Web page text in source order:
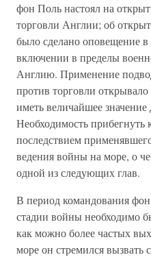
фон Поль настоял на
торговли Англии; об
было сделано оповещение
включении в пределы
Англию. Применение
против торговли
иметь величайшее
Необходимость прибегнуть
последствием
ведения войны на море, о
одной из следующих глав.
В период командования
стадии войны необходимо
как можно более частых
море он стремился вызвать